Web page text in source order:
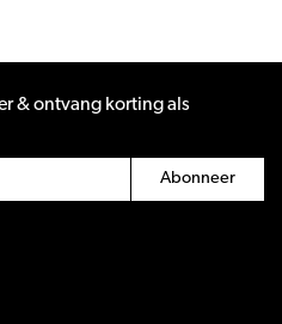
& ontvang korting als
Abonneer